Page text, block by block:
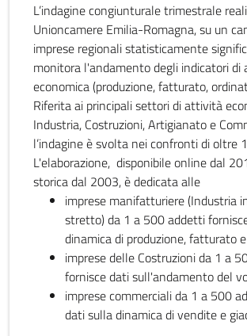
L’indagine congiunturale trimestrale
Unioncamere Emilia-Romagna, su un
imprese regionali statisticamente
monitora l'andamento degli indicatori
economica (produzione, fatturato,
Riferita ai principali settori di attività
Industria, Costruzioni, Artigianato e
l’indagine è svolta nei confronti di oltre
L'elaborazione, disponibile online dal
storica dal 2003, è dedicata alle
imprese manifatturiere (Industria
stretto) da 1 a 500 addetti
dinamica di produzione, fatturato
imprese delle Costruzioni da 1 a
fornisce dati sull'andamento del
imprese commerciali da 1 a 500
dati sulla dinamica di vendite e